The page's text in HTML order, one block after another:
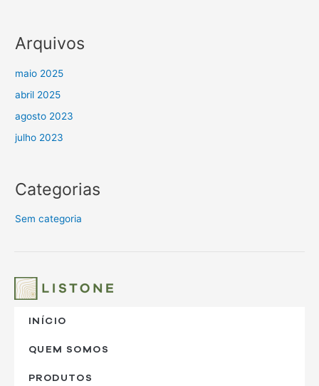
Arquivos
maio 2025
abril 2025
agosto 2023
julho 2023
Categorias
Sem categoria
INÍCIO
QUEM SOMOS
PRODUTOS